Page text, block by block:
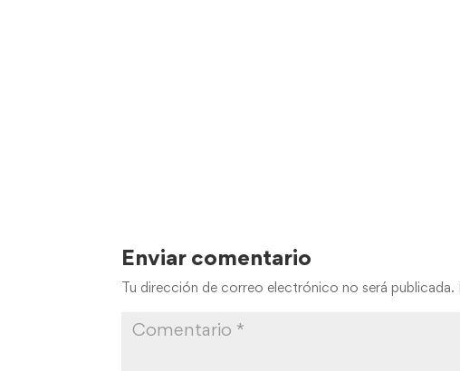
Enviar comentario
Tu dirección de correo electrónico no será publicada.